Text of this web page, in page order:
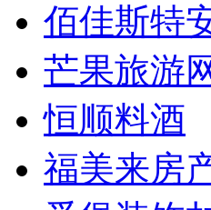
佰佳斯特
芒果旅游
恒顺料酒
福美来房